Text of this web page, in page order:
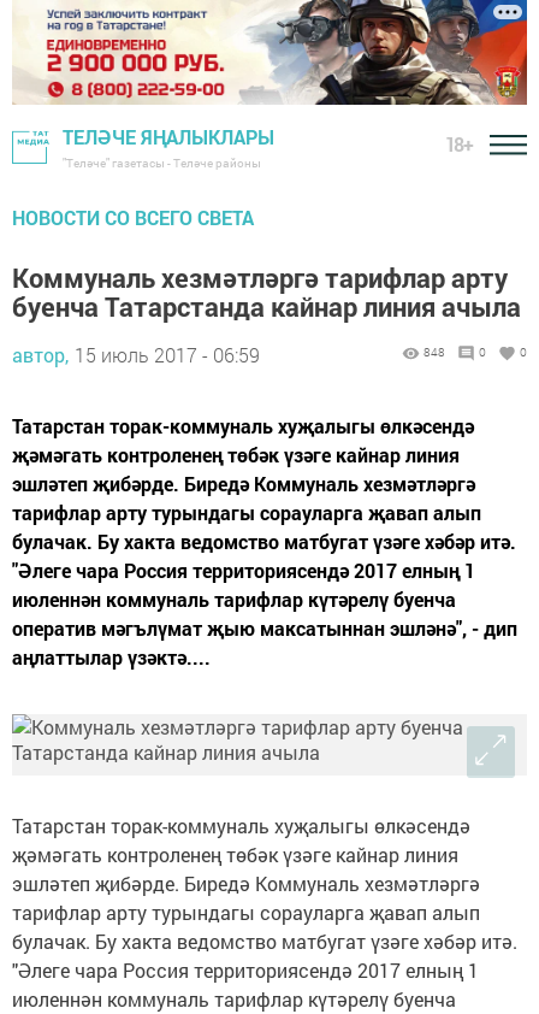
ТЕЛӘЧЕ ЯҢАЛЫКЛАРЫ
"Теләче" газетасы - Теләче районы
18+
НОВОСТИ СО ВСЕГО СВЕТА
Коммуналь хезмәтләргә тарифлар арту
буенча Татарстанда кайнар линия ачыла
автор, 15 июль 2017 - 06:59 848 0 0
Татарстан торак-коммуналь хуҗалыгы өлкәсендә
җәмәгать контроленең төбәк үзәге кайнар линия
эшләтеп җибәрде. Биредә Коммуналь хезмәтләргә
тарифлар арту турындагы сорауларга җавап алып
булачак. Бу хакта ведомство матбугат үзәге хәбәр итә.
"Әлеге чара Россия территориясендә 2017 елның 1
июленнән коммуналь тарифлар күтәрелү буенча
оператив мәгълүмат җыю максатыннан эшләнә", - дип
аңлаттылар үзәктә....
Татарстан торак-коммуналь хуҗалыгы өлкәсендә
җәмәгать контроленең төбәк үзәге кайнар линия
эшләтеп җибәрде. Биредә Коммуналь хезмәтләргә
тарифлар арту турындагы сорауларга җавап алып
булачак. Бу хакта ведомство матбугат үзәге хәбәр итә.
"Әлеге чара Россия территориясендә 2017 елның 1
июленнән коммуналь тарифлар күтәрелү буенча